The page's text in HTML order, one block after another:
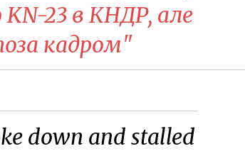
KN-23 в КНДР, але
кадром"
down and stalled